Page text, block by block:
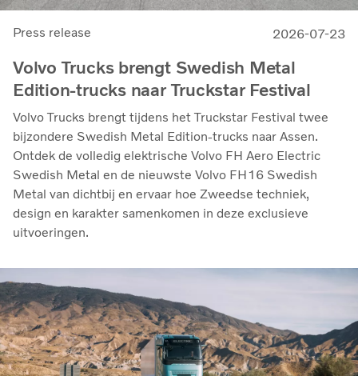
Press release 2026-07-23
Volvo Trucks brengt Swedish Metal
Edition-trucks naar Truckstar Festival
Volvo Trucks brengt tijdens het Truckstar Festival twee
bijzondere Swedish Metal Edition-trucks naar Assen.
Ontdek de volledig elektrische Volvo FH Aero Electric
Swedish Metal en de nieuwste Volvo FH16 Swedish
Metal van dichtbij en ervaar hoe Zweedse techniek,
design en karakter samenkomen in deze exclusieve
uitvoeringen.